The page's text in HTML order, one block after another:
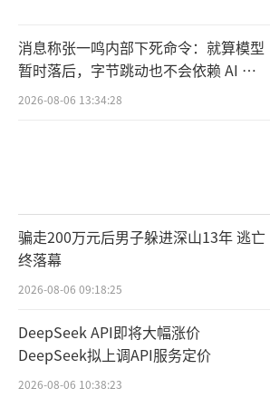
消息称张一鸣内部下死命令：就算模型
暂时落后，字节跳动也不会依赖 AI 蒸
馏技术
2026-08-06 13:34:28
骗走200万元后男子躲进深山13年 逃亡
终落幕
2026-08-06 09:18:25
DeepSeek API即将大幅涨价
DeepSeek拟上调API服务定价
2026-08-06 10:38:23